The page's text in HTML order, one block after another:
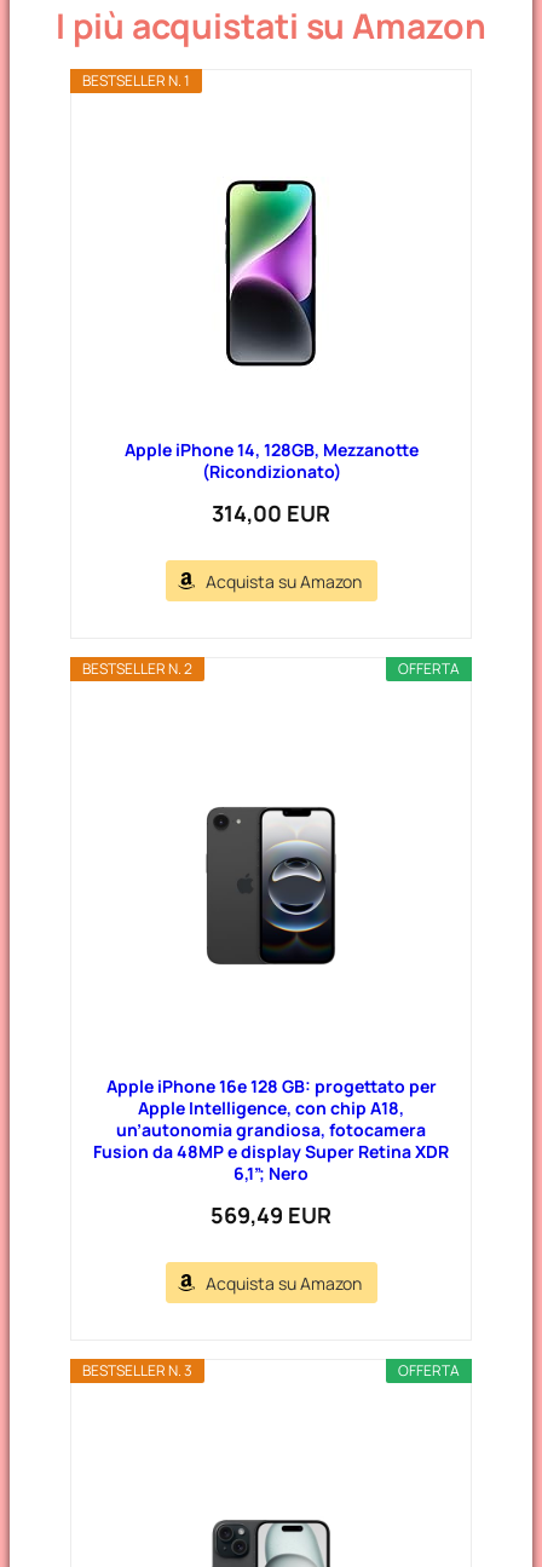
I più acquistati su Amazon
BESTSELLER N. 1
Apple iPhone 14, 128GB, Mezzanotte
(Ricondizionato)
314,00 EUR
Acquista su Amazon
OFFERTA
BESTSELLER N. 2
Apple iPhone 16e 128 GB: progettato per
Apple Intelligence, con chip A18,
un’autonomia grandiosa, fotocamera
Fusion da 48MP e display Super Retina XDR
6,1”; Nero
569,49 EUR
Acquista su Amazon
OFFERTA
BESTSELLER N. 3